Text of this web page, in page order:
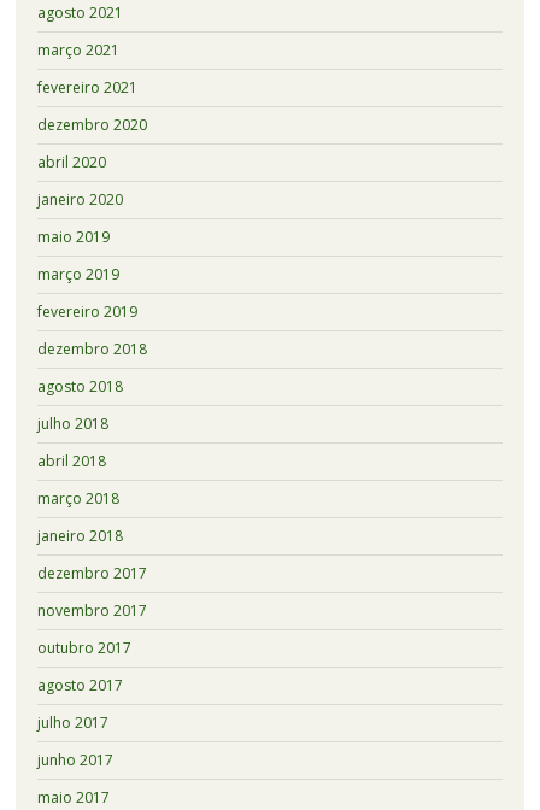
agosto 2021
março 2021
fevereiro 2021
dezembro 2020
abril 2020
janeiro 2020
maio 2019
março 2019
fevereiro 2019
dezembro 2018
agosto 2018
julho 2018
abril 2018
março 2018
janeiro 2018
dezembro 2017
novembro 2017
outubro 2017
agosto 2017
julho 2017
junho 2017
maio 2017